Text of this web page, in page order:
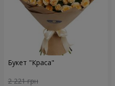
Букет "Краса"
2 221 грн